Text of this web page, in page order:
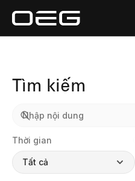
Tìm kiếm
Thời gian
Tất cả